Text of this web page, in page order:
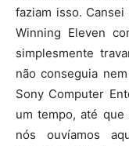
faziam isso.
Winning Eleven
simplesmente
não conseguia
Sony Computer
um tempo, até
nós ouvíamos